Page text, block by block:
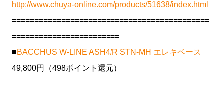
http://www.chuya-online.com/products/51638/index.html
============================================
========================
■BACCHUS W-LINE ASH4/R STN-MH エレキベース
49,800円（498ポイント還元）